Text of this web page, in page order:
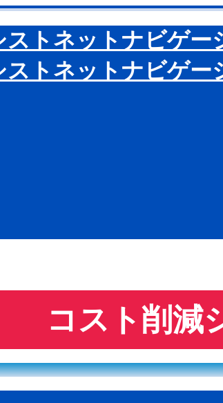
コスト削減